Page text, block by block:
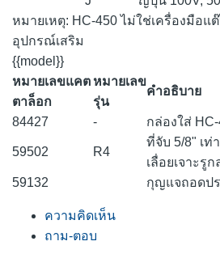
หมายเหตุ: HC-450 ไม่ใช่เครื่องมือแ
อุปกรณ์เสริม
{{model}}
หมายเลขแคต
ตาล็อก
หมายเลข
รุ่น
คำอธิบาย
84427
- กล่องใส่
59502 R4
ที่จับ 5/8" เท่
เลื่อยเจาะรูก
59132 กุญแจถอดป
ความคิดเห็น
ถาม-ตอบ